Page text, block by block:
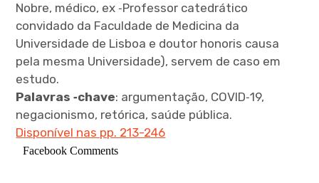
Nobre, médico, ex ‑Professor catedrático
convidado da Faculdade de Medicina da
Universidade de Lisboa e doutor honoris causa
pela mesma Universidade), servem de caso em
estudo.
Palavras ‑chave: argumentação, COVID‑19,
negacionismo, retórica, saúde pública.
Disponível nas pp. 213-246
Facebook Comments